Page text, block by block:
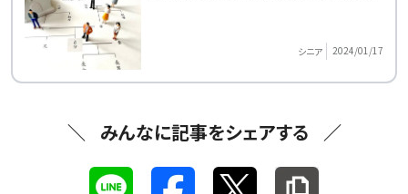
シニア 2024/01/17
みんなに記事をシェアする